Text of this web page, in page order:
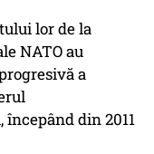
lor de la
NATO au
a
din 2011